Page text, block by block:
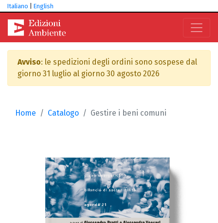
Italiano English
Avviso: le spedizioni degli ordini sono sospese dal
giorno 31 luglio al giorno 30 agosto 2026
Home Catalogo Gestire i beni comuni